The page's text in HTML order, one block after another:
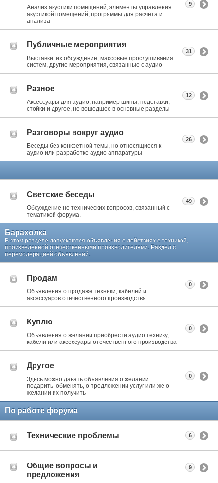
Анализ акустики помещений, элементы управления
акустикой помещений, программы для расчета и
анализа
9
Публичные мероприятия
Выставки, их обсуждение, массовые прослушивания
систем, другие мероприятия, связанные с аудио
31
Разное
Аксессуары для аудио, например шипы, подставки,
стойки и другое, не вошедшее в основные разделы
12
Разговоры вокруг аудио
Беседы без конкретной темы, но относящиеся к
аудио или разработке аудио аппаратуры
26
Светские беседы
Обсуждение не технических вопросов, связанный с
тематикой форума.
49
Барахолка
В этом разделе допускаются объявления о действиях с техникой,
произведенной отечественными производителями. Раздел с
перемодерацией объявлений.
Продам
Объявления о продаже техники, кабелей и
аксессуаров отечественного производства
0
Куплю
Объявления о желании приобрести аудио технику,
кабели или аксессуары отечественного производства
0
Другое
Здесь можно давать объявления о желании
подарить, обменять, о предложении услуг или же о
желании их получить
0
По работе форума
Технические проблемы 6
Общие вопросы и
предложения
9